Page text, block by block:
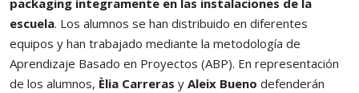
packaging íntegramente en las instalaciones de la
escuela. Los alumnos se han distribuido en diferentes
equipos y han trabajado mediante la metodología de
Aprendizaje Basado en Proyectos (ABP). En representación
de los alumnos, Èlia Carreras y Aleix Bueno defenderán